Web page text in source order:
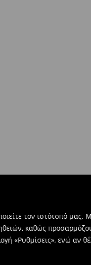
τον ιστότοπό
καθώς
«Ρυθμίσεις», ενώ αν